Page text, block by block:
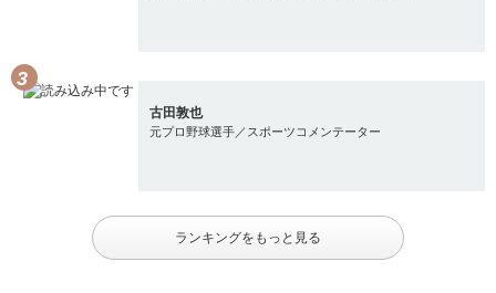
古田敦也
元プロ野球選手／スポーツコメンテーター
ランキングをもっと見る